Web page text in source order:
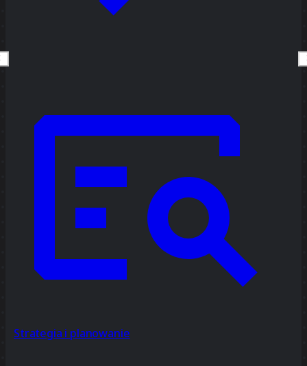
Strategia i planowanie